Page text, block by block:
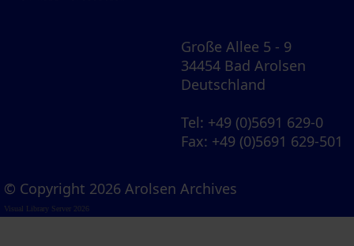
Große Allee 5 - 9
34454 Bad Arolsen
Deutschland
Tel: +49 (0)5691 629-0
Fax: +49 (0)5691 629-501
© Copyright 2026 Arolsen Archives
Visual Library Server 2026